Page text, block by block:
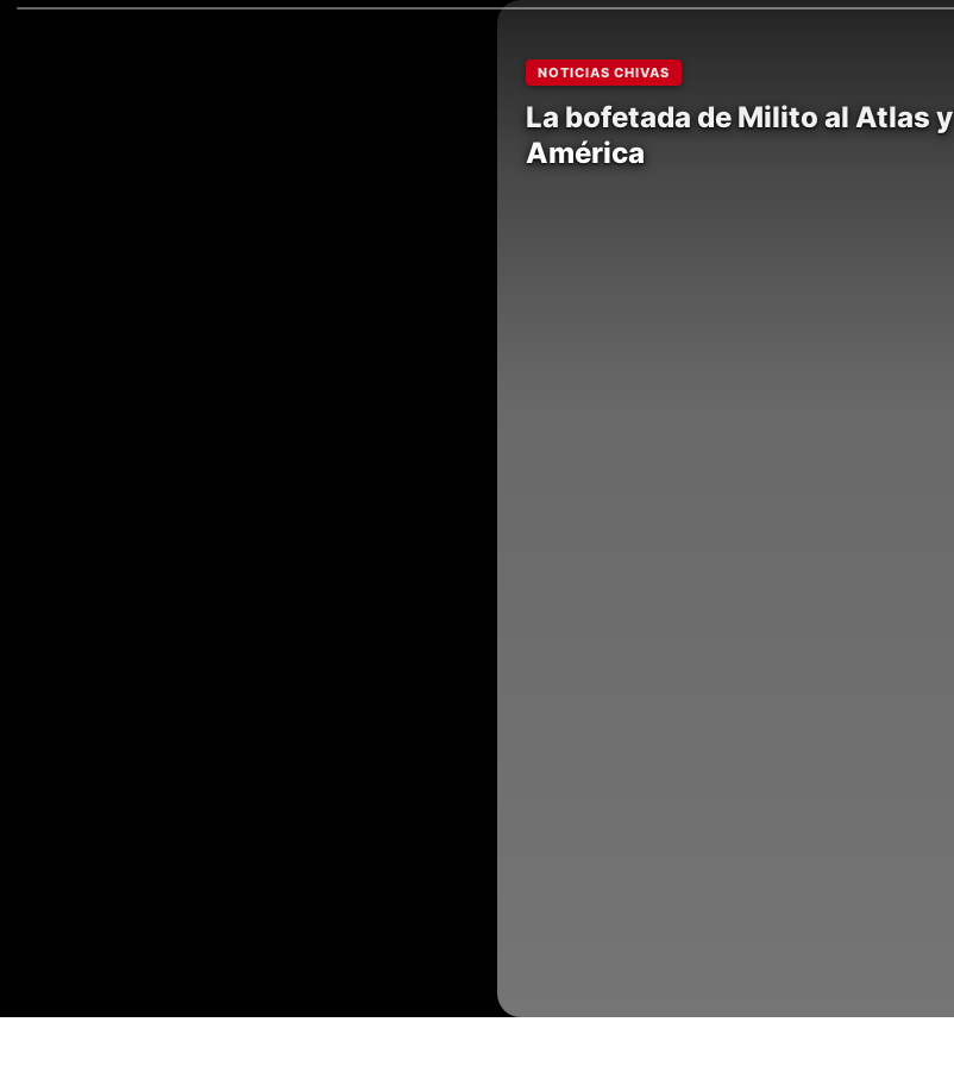
NOTICIAS CHIVAS
La bofetada de Milito al Atlas y
América